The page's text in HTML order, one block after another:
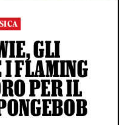
GLI
FLAMING
PER IL